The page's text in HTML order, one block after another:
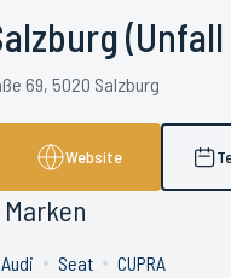
69, 5020 Salzburg
Website
Audi Seat CUPRA